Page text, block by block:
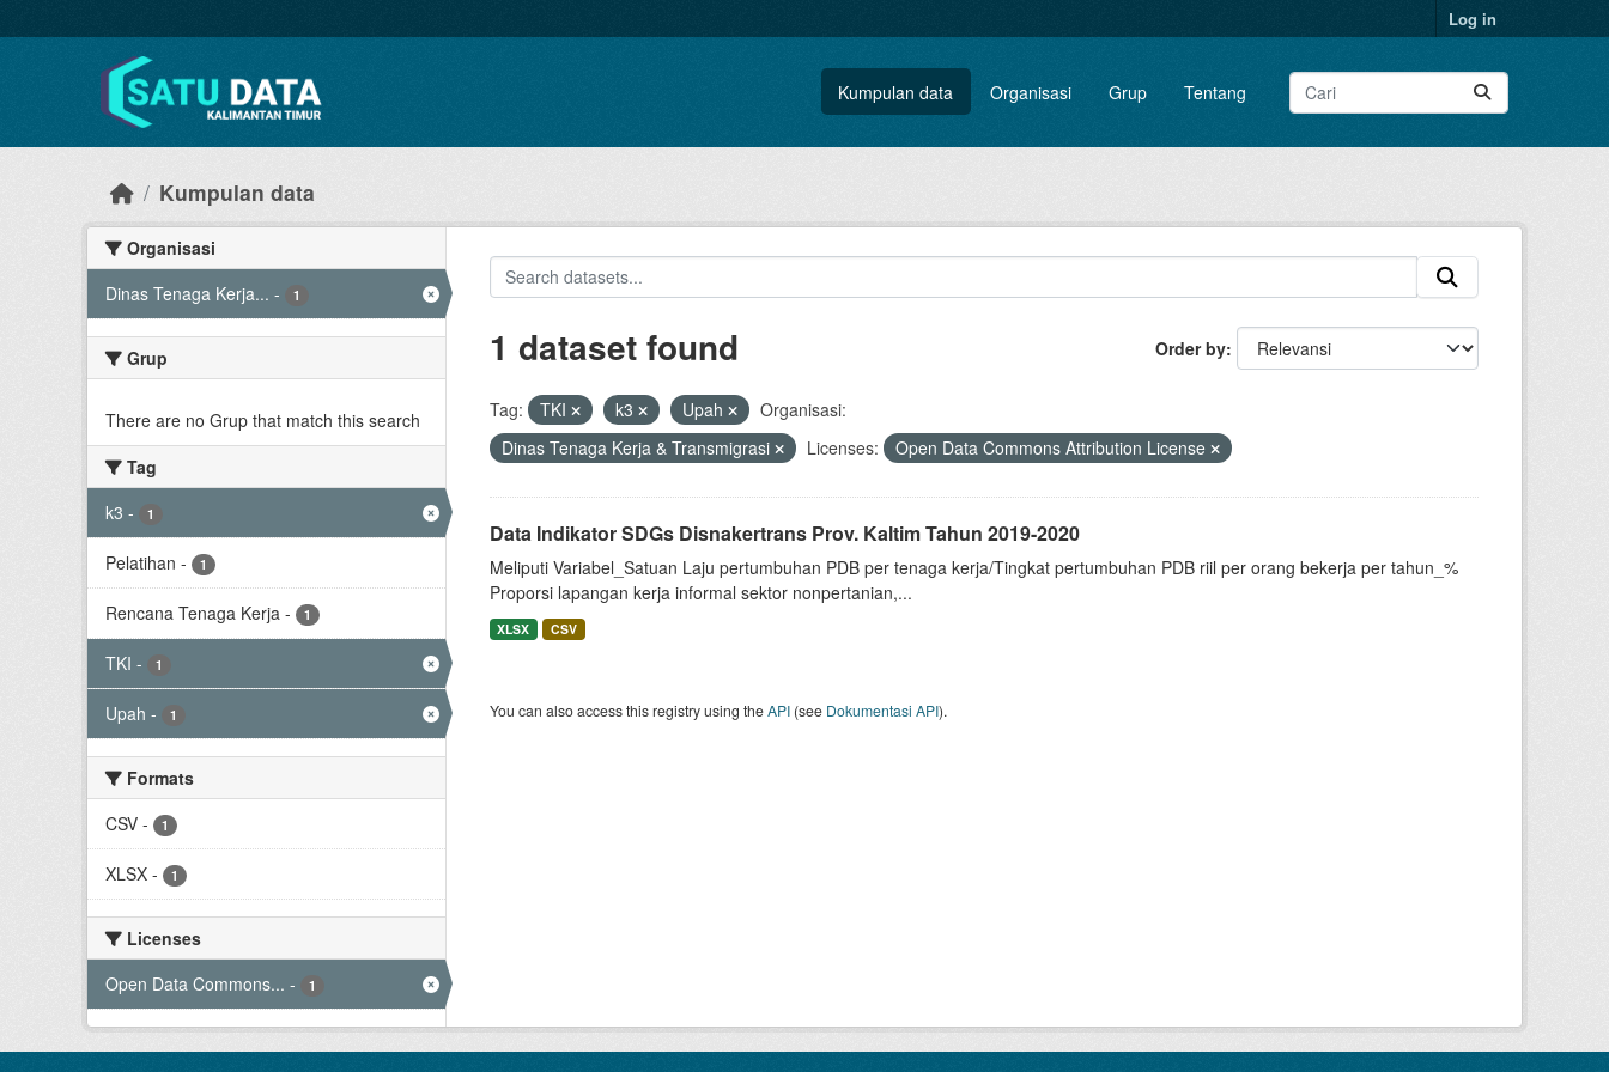
Log in
Kumpulan data Organisasi Grup Tentang
Kumpulan data
Organisasi
Dinas Tenaga Kerja... - 1
Grup
There are no Grup that match this search
Tag
k3 - 1
Pelatihan - 1
Rencana Tenaga Kerja - 1
TKI - 1
Upah - 1
Formats
CSV - 1
XLSX - 1
Licenses
Open Data Commons... - 1
Order by
1 dataset found
Tag: TKI k3 Upah
Organisasi:
Dinas Tenaga Kerja & Transmigrasi
Licenses: Open Data Commons Attribution License
Data Indikator SDGs Disnakertrans Prov. Kaltim Tahun 2019-2020
Meliputi Variabel_Satuan Laju pertumbuhan PDB per tenaga kerja/Tingkat pertumbuhan PDB riil per orang bekerja per tahun_%
Proporsi lapangan kerja informal sektor nonpertanian,...
XLSX CSV
You can also access this registry using theAPI(see Dokumentasi API).